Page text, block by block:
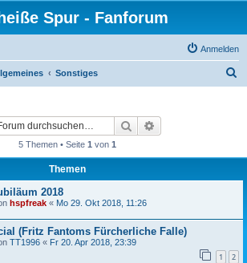
Spur - Fanforum
Anmelden
Sonstiges
Suche
5 Themen • Seite 1 von 1
Themen
2018
hspfreak « Mo 29. Okt 2018, 11:26
(Fritz Fantoms Fürcherliche Falle)
TT1996 « Fr 20. Apr 2018, 23:39
1 2